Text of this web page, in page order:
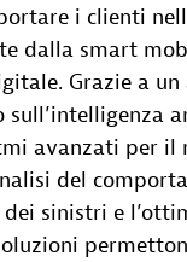
i clienti
dalla smart
Grazie a un
avanzati per il
del
sinistri e